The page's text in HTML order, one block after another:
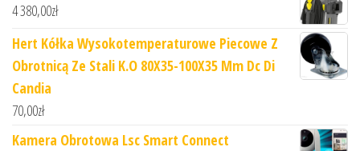
4 380,00zł
Hert Kółka Wysokotemperaturowe Piecowe Z
Obrotnicą Ze Stali K.O 80X35-100X35 Mm Dc Di
Candia
70,00zł
Kamera Obrotowa Lsc Smart Connect